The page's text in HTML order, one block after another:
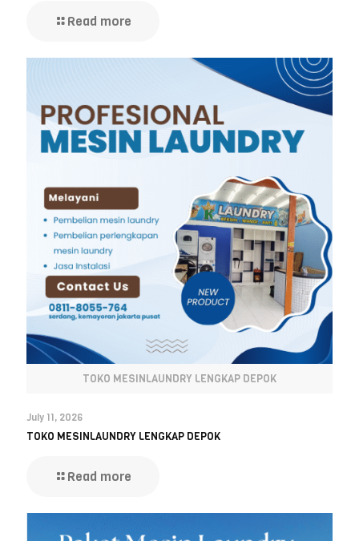
Read more
TOKO MESINLAUNDRY LENGKAP DEPOK
July 11, 2026
TOKO MESINLAUNDRY LENGKAP DEPOK
Read more